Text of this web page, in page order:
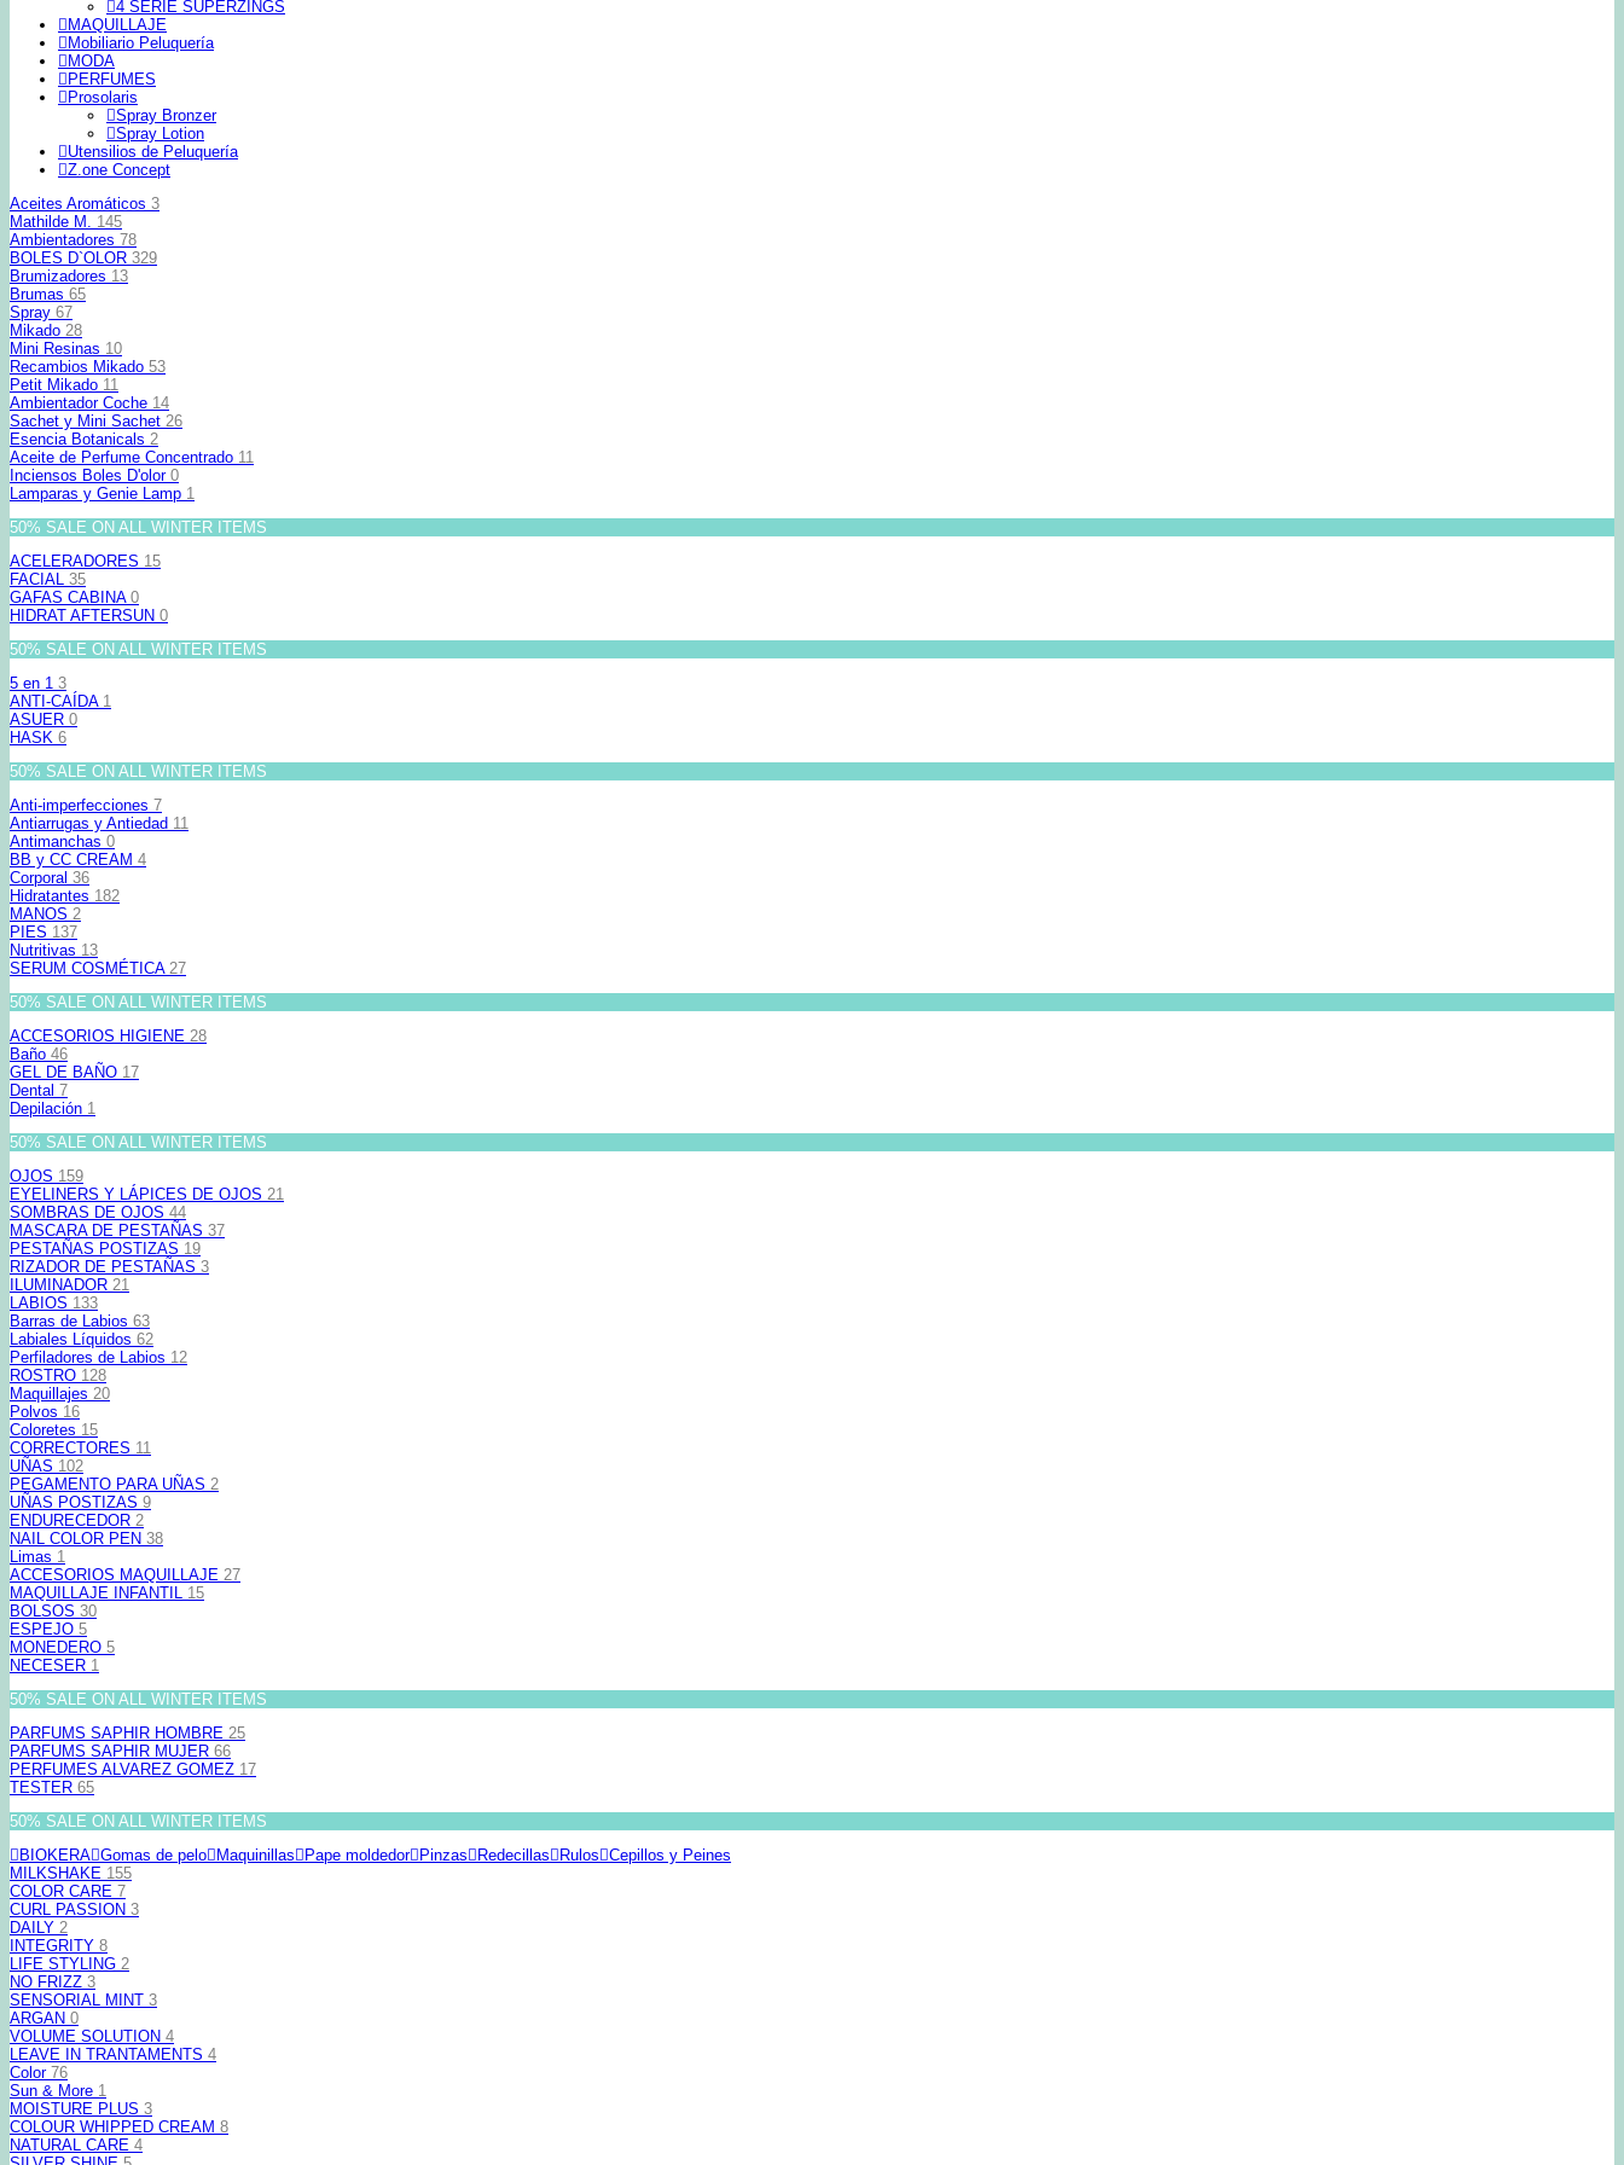
4 SERIE SUPERZINGS
MAQUILLAJE
Mobiliario Peluquería
MODA
PERFUMES
Prosolaris
Spray Bronzer
Spray Lotion
Utensilios de Peluquería
Z.one Concept
Aceites Aromáticos 3
Mathilde M. 145
Ambientadores 78
BOLES D`OLOR 329
Brumizadores 13
Brumas 65
Spray 67
Mikado 28
Mini Resinas 10
Recambios Mikado 53
Petit Mikado 11
Ambientador Coche 14
Sachet y Mini Sachet 26
Esencia Botanicals 2
Aceite de Perfume Concentrado 11
Inciensos Boles D'olor 0
Lamparas y Genie Lamp 1
50% SALE ON ALL WINTER ITEMS
ACELERADORES 15
FACIAL 35
GAFAS CABINA 0
HIDRAT AFTERSUN 0
50% SALE ON ALL WINTER ITEMS
5 en 1 3
ANTI-CAÍDA 1
ASUER 0
HASK 6
50% SALE ON ALL WINTER ITEMS
Anti-imperfecciones 7
Antiarrugas y Antiedad 11
Antimanchas 0
BB y CC CREAM 4
Corporal 36
Hidratantes 182
MANOS 2
PIES 137
Nutritivas 13
SERUM COSMÉTICA 27
50% SALE ON ALL WINTER ITEMS
ACCESORIOS HIGIENE 28
Baño 46
GEL DE BAÑO 17
Dental 7
Depilación 1
50% SALE ON ALL WINTER ITEMS
OJOS 159
EYELINERS Y LÁPICES DE OJOS 21
SOMBRAS DE OJOS 44
MASCARA DE PESTAÑAS 37
PESTAÑAS POSTIZAS 19
RIZADOR DE PESTAÑAS 3
ILUMINADOR 21
LABIOS 133
Barras de Labios 63
Labiales Líquidos 62
Perfiladores de Labios 12
ROSTRO 128
Maquillajes 20
Polvos 16
Coloretes 15
CORRECTORES 11
UÑAS 102
PEGAMENTO PARA UÑAS 2
UÑAS POSTIZAS 9
ENDURECEDOR 2
NAIL COLOR PEN 38
Limas 1
ACCESORIOS MAQUILLAJE 27
MAQUILLAJE INFANTIL 15
BOLSOS 30
ESPEJO 5
MONEDERO 5
NECESER 1
50% SALE ON ALL WINTER ITEMS
PARFUMS SAPHIR HOMBRE 25
PARFUMS SAPHIR MUJER 66
PERFUMES ALVAREZ GOMEZ 17
TESTER 65
50% SALE ON ALL WINTER ITEMS
BIOKERA Gomas de pelo Maquinillas Pape moldedor Pinzas Redecillas Rulos Cepillos y Peines
MILKSHAKE 155
COLOR CARE 7
CURL PASSION 3
DAILY 2
INTEGRITY 8
LIFE STYLING 2
NO FRIZZ 3
SENSORIAL MINT 3
ARGAN 0
VOLUME SOLUTION 4
LEAVE IN TRANTAMENTS 4
Color 76
Sun & More 1
MOISTURE PLUS 3
COLOUR WHIPPED CREAM 8
NATURAL CARE 4